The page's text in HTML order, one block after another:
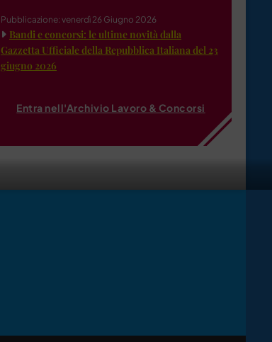
Pubblicazione: venerdì 26 Giugno 2026
Bandi e concorsi: le ultime novità dalla
Gazzetta Ufficiale della Repubblica Italiana del 23
giugno 2026
Entra nell'Archivio Lavoro & Concorsi